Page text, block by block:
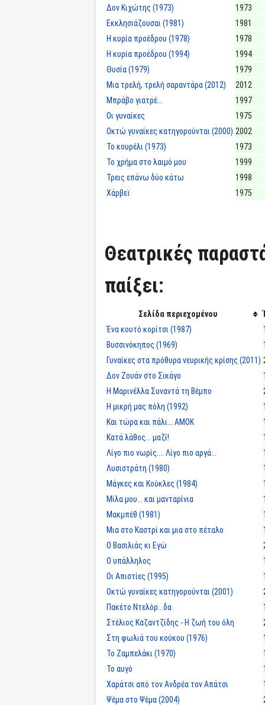
Δον Κιχώτης (1973)
1973
Εκκλησιάζουσαι (1981)
1981
Η κυρία προέδρου (1978)
1978
Η κυρία προέδρου (1994)
1994
Θυσία (1979)
1979
Μια τρελή, τρελή σαραντάρα (2012)
2012
Μπράβο γιατρέ...
1997
Οι γυναίκες
1975
Οκτώ γυναίκες κατηγορούνται (2000) 2002
Το κουρέλι (1973)
1973
Το χρήμα στο λαιμό μου
1999
Τρεις επάνω δύο κάτω
1998
Χάρβεϊ
1975
Θεατρικές
παίξει:
Σελίδα περιεχομένου
Ένα κουτό κορίτσι (1987)
Βυσσινόκηπος (1969)
Γυναίκες στα πρόθυρα νευρικής κρίσης (2011)
Δον Ζουάν στο Σικάγο
Η Μαρινέλλα Συναντά τη Βέμπο
Η μικρή μας πόλη (1992)
Και τώρα και πάλι... ΑΜΟΚ
Κατά λάθος... μαζί!
Λίγο πιο νωρίς.... Λίγο πιο αργά...
Λυσιστράτη (1980)
Μάγκες και Κούκλες (1984)
Μίλα μου... και μανταρίνια
Μακμπέθ (1981)
Μια στο Καστρί και μια στο πέταλο
Ο Βασιλιάς κι Εγώ
Ο υπάλληλος
Οι Απιστίες (1995)
Οκτώ γυναίκες κατηγορούνται (2001)
Πακέτο Ντελόρ...δα
Στέλιος Καζαντζίδης - Η ζωή του όλη
Στη φωλιά του κούκου (1976)
Το Ζαμπελάκι (1970)
Το αυγό
Χαράτσι από τον Ανδρέα τον Απάτσι
Ψέμα στο Ψέμα (2004)